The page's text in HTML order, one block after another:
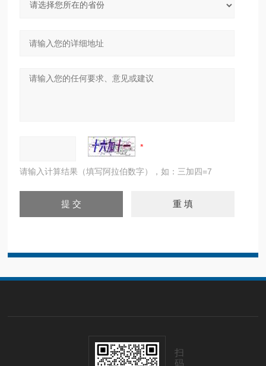
请输入计算结果（填写阿拉伯数字），如：三加四=7
扫
码